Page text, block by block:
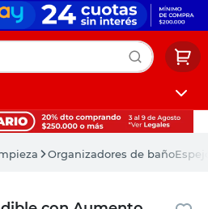
Organizadores de baño